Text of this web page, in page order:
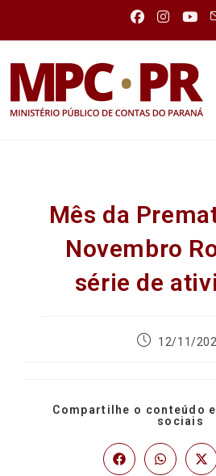
Mês da
Novembro
série de
12/11/
Compartilhe o conteúdo
sociais